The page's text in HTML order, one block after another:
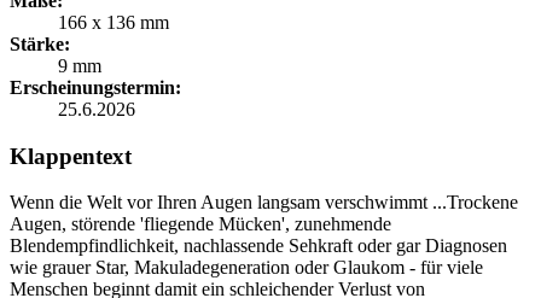
166 x 136 mm
Stärke:
9 mm
Erscheinungstermin:
25.6.2026
Klappentext
Wenn die Welt vor Ihren Augen langsam verschwimmt ...Trockene
Augen, störende 'fliegende Mücken', zunehmende
Blendempfindlichkeit, nachlassende Sehkraft oder gar Diagnosen
wie grauer Star, Makuladegeneration oder Glaukom - für viele
Menschen beginnt damit ein schleichender Verlust von